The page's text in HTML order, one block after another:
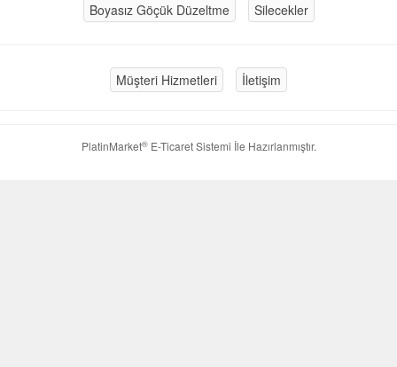
Boyasız Göçük Düzeltme Silecekler
Müşteri Hizmetleri İletişim
PlatinMarket®E-Ticaret Sistemi İle Hazırlanmıştır.